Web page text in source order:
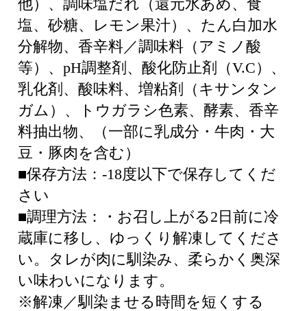
他）、調味塩だれ（還元水あめ、食
塩、砂糖、レモン果汁）、たん白加水
分解物、香辛料／調味料（アミノ酸
等）、pH調整剤、酸化防止剤（V.C）、
乳化剤、酸味料、増粘剤（キサンタン
ガム）、トウガラシ色素、酵素、香辛
料抽出物、（一部に乳成分・牛肉・大
豆・豚肉を含む）
■保存方法：-18度以下で保存してくだ
さい
■調理方法：・お召し上がる2日前に冷
蔵庫に移し、ゆっくり解凍してくださ
い。タレが肉に馴染み、柔らかく奥深
い味わいになります。
※解凍／馴染ませる時間を短くする